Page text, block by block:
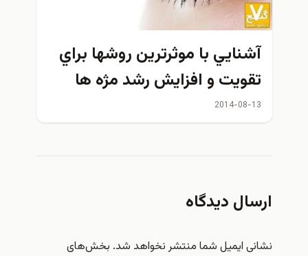
آشنايي با موثرترين روشها براي
تقويت و افزايش رشد مژه ها
2014-08-13
ارسال دیدگاه
نشانی ایمیل شما منتشر نخواهد شد. بخش‌های